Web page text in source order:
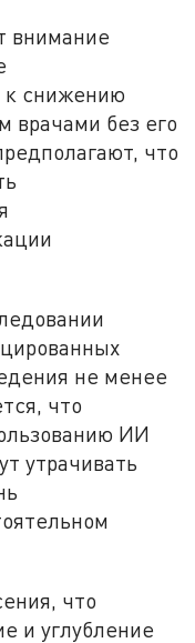
внимание
к снижению
врачами без его
что
не менее
что
ИИ
утрачивать
что
и углубление